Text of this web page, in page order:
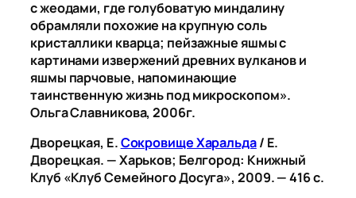
с жеодами, где голубоватую миндалину
обрамляли похожие на крупную соль
кристаллики кварца; пейзажные яшмы с
картинами извержений древних вулканов и
яшмы парчовые, напоминающие
таинственную жизнь под микроскопом».
Ольга Славникова, 2006г.
Дворецкая, Е.Сокровище Харальда/ Е.
Дворецкая. — Харьков; Белгород: Книжный
Клуб «Клуб Семейного Досуга», 2009. — 416 с.